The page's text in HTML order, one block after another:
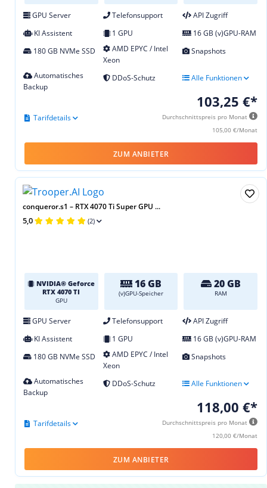
GPU Server Telefonsupport
API Zugriff
KI Assistent
1 GPU
16 GB (v)GPU-RAM
180 GB NVMe SSD
AMD EPYC / Intel
Xeon
Snapshots
Automatisches
Backup
DDoS-Schutz Alle Funktionen
103,25 €*
Durchschnittspreis pro Monat
105,00 €/Monat
Tarifdetails
ZUM ANBIETER
conqueror.s1 – RTX 4070 Ti Super GPU ...
5,0 (2)
NVIDIA® Geforce
RTX 4070 TI
GPU
16 GB
(v)GPU-Speicher
20 GB
RAM
GPU Server Telefonsupport
API Zugriff
KI Assistent
1 GPU
16 GB (v)GPU-RAM
180 GB NVMe SSD
AMD EPYC / Intel
Xeon
Snapshots
Automatisches
Backup
DDoS-Schutz Alle Funktionen
118,00 €*
Durchschnittspreis pro Monat
120,00 €/Monat
Tarifdetails
ZUM ANBIETER